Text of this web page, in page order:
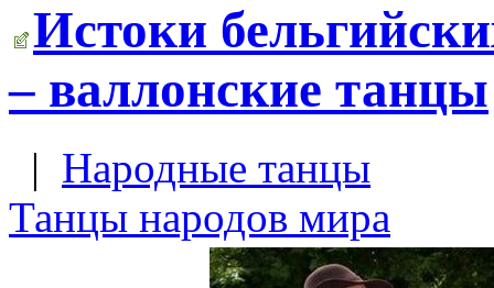
Истоки
– валлонские танцы
| Народные танцы
Танцы народов мира